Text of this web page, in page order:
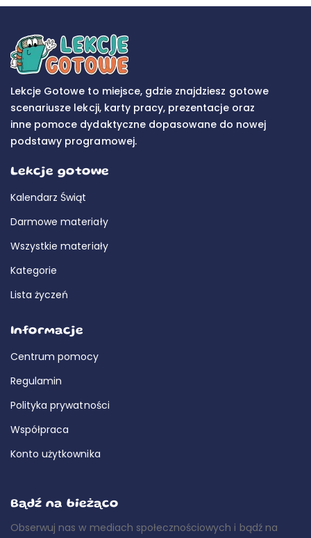
Lekcje Gotowe to miejsce, gdzie znajdziesz gotowe
scenariusze lekcji, karty pracy, prezentacje oraz
inne pomoce dydaktyczne dopasowane do nowej
podstawy programowej.
Lekcje gotowe
Kalendarz Świąt
Darmowe materiały
Wszystkie materiały
Kategorie
Lista życzeń
Informacje
Centrum pomocy
Regulamin
Polityka prywatności
Współpraca
Konto użytkownika
Bądź na bieżąco
Obserwuj nas w mediach społecznościowych i bądź na